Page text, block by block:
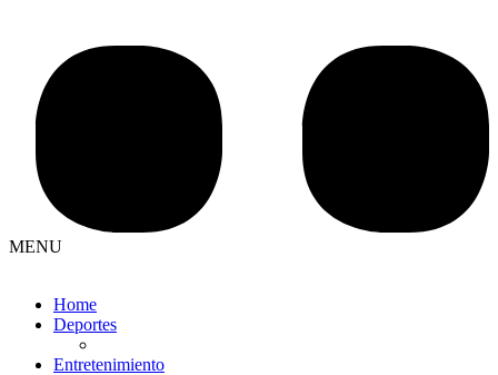
MENU
Home
Deportes
Entretenimiento